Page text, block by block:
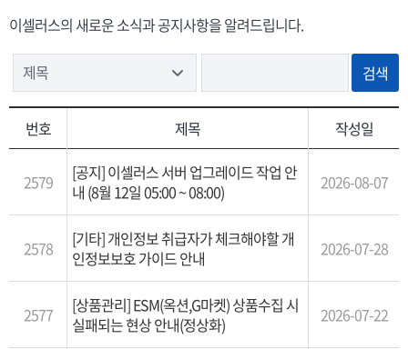
이셀러스의 새로운 소식과 공지사항을 알려드립니다.
제목
번호 제목 작성일
2579
[공지] 이셀러스 서버 업그레이드 작업 안
내 (8월 12일 05:00 ~ 08:00)
2026-08-07
2578
[기타] 개인정보 취급자가 체크해야할 개
인정보보호 가이드 안내
2026-07-28
2577
[상품관리] ESM(옥션,G마켓) 상품수집 시
실패되는 현상 안내(정상화)
2026-07-22